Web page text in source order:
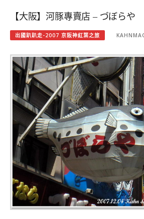
【大阪】河豚專賣店 – づぼらや
出國趴趴走-2007 京阪神紅葉之旅